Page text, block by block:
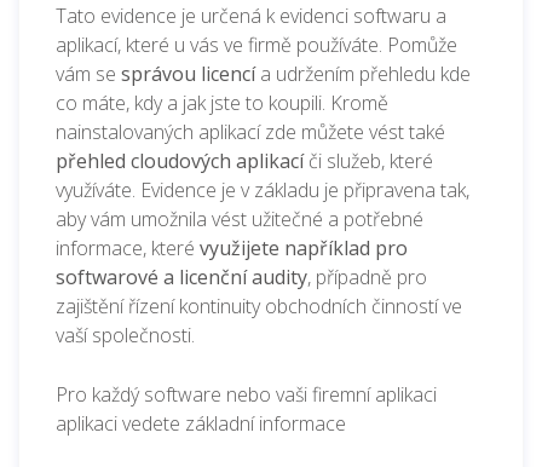
Tato evidence je určená k evidenci softwaru a
aplikací, které u vás ve firmě používáte. Pomůže
vám se správou licencía udržením přehledu kde
co máte, kdy a jak jste to koupili. Kromě
nainstalovaných aplikací zde můžete vést také
přehled cloudových aplikacíči služeb, které
využíváte. Evidence je v základu je připravena tak,
aby vám umožnila vést užitečné a potřebné
informace, které využijete například pro
softwarové a licenční audity, případně pro
zajištění řízení kontinuity obchodních činností ve
vaší společnosti.
Pro každý software nebo vaši firemní aplikaci
aplikaci vedete základní informace